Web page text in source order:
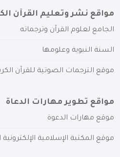
مواقع نشر وتعليم القرآن
الجامع لعلوم القرآن وترجماته
السنة النبوية وعلومها
موقع الترجمات الصوتية للقرآن
مواقع تطوير مهارات الدعاة
موقع مهارات الدعوة
موقع المكتبة الإسلامية